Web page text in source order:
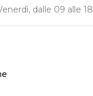
dalle 09 alle 18